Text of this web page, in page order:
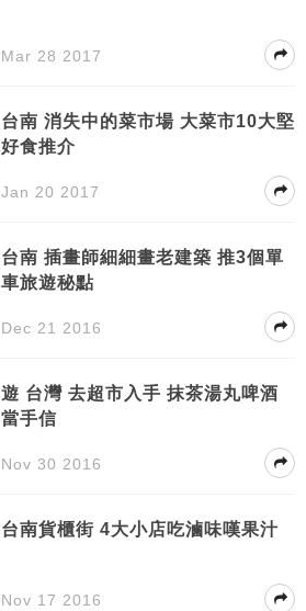
Mar 28 2017
台南 消失中的菜市場 大菜市10大堅
好食推介
Jan 20 2017
台南 插畫師細細畫老建築 推3個單
車旅遊秘點
Dec 21 2016
遊 台灣 去超市入手 抹茶湯丸啤酒
當手信
Nov 30 2016
台南貨櫃街 4大小店吃滷味嘆果汁
Nov 17 2016